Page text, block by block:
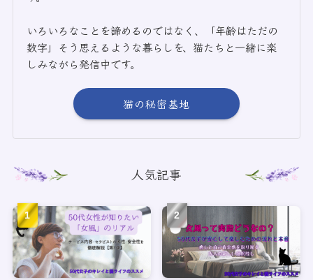
いろいろなことを諦めるのではなく、「年齢はただの
数字」そう思えるような暮らしを、猫たちと一緒に楽
しみながら発信中です。
猫の秘密基地
人気記事